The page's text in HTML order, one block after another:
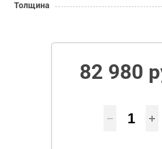
Толщина
82 980